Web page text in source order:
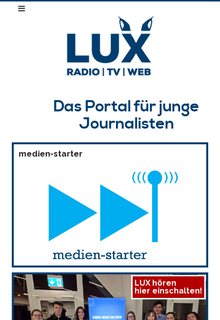
Das Portal für junge
Journalisten
medien-starter
LUX hören
hier einschalten!